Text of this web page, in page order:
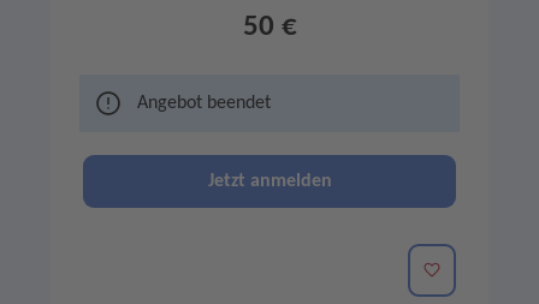
50 €
Angebot beendet
Jetzt anmelden
Merken